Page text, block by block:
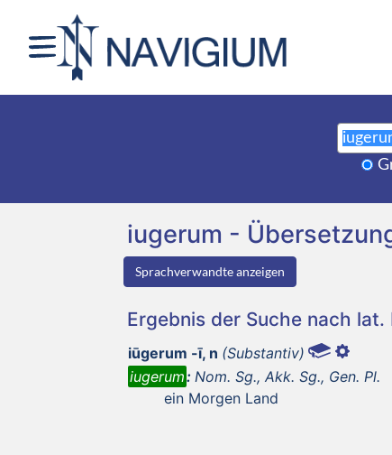
iugerum -
Sprachverwandte anzeigen
Ergebnis der Suche nach lat.
iūgerum -ī, n (Substantiv)
iugerum: Nom. Sg., Akk. Sg., Gen. Pl.
ein Morgen Land